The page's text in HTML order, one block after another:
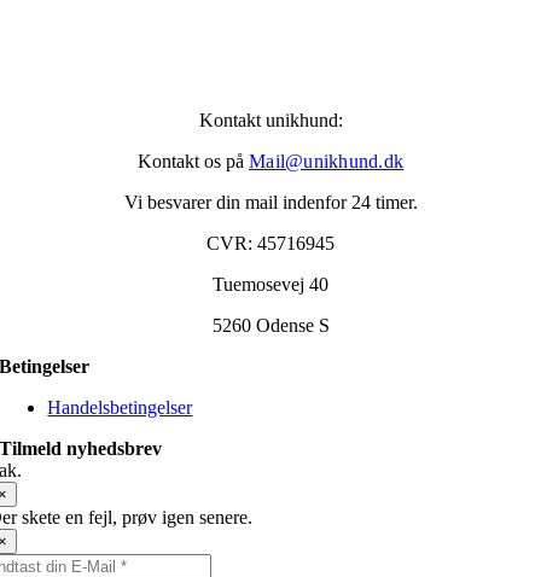
Kontakt unikhund:
Kontakt os på Mail@unikhund.dk
Vi besvarer din mail indenfor 24 timer.
CVR: 45716945
Tuemosevej 40
5260 Odense S
Betingelser
Handelsbetingelser
Tilmeld nyhedsbrev
skete en fejl, prøv igen senere.